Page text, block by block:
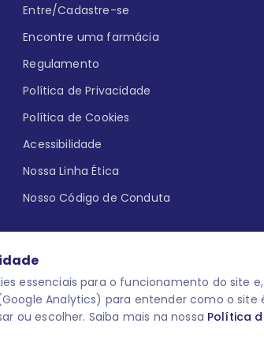
essenciais para o funcionamento do site
Analytics) para entender como o site
ou escolher. Saiba mais na nossa Política
Entre/Cadastre-se
Encontre uma farmácia
Regulamento
Política de Privacidade
Política de Cookies
Acessibilidade
Nossa Linha Ética
Nosso Código de Conduta
aqui uma reação adversa com
para o público leigo e para os
medicamentos. M-AS ONE-
O laboratório
descredenciar
você pode